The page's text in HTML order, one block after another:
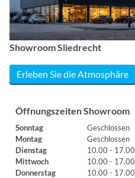
Showroom Sliedrecht
Erleben Sie die Atmosphäre
Öffnungszeiten Showroom
Sonntag
Geschlossen
Montag
Geschlossen
Dienstag
10.00 - 17.00
Mittwoch
10.00 - 17.00
Donnerstag
10.00 - 17.00